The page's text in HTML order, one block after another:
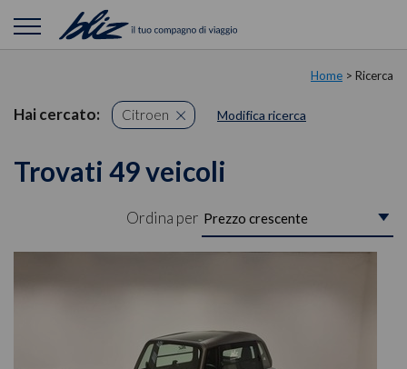
Home > Ricerca
Hai cercato: Citroen Modifica ricerca
Trovati 49 veicoli
Ordina per